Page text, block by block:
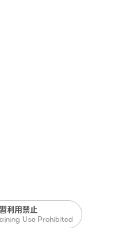
利用禁止
Use Prohibited